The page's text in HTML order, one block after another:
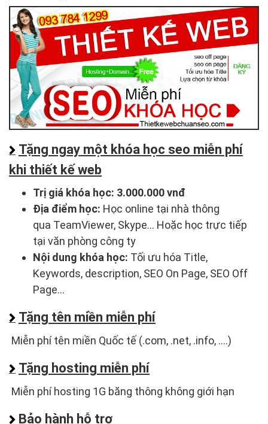
Tặng ngay một khóa học seo miễn phí
khi thiết kế web
Trị giá khóa học: 3.000.000 vnđ
Địa điểm học: Học online tại nhà thông
qua TeamViewer, Skype... Hoặc học trực tiếp
tại văn phòng công ty
Nội dung khóa học: Tối ưu hóa Title,
Keywords, description, SEO On Page, SEO Off
Page...
Tặng tên miền miễn phí
Miễn phí tên miền Quốc tế (.com, .net, .info, ....)
Tặng hosting miễn phí
Miễn phí hosting 1G băng thông không giới hạn
Bảo hành hỗ trợ